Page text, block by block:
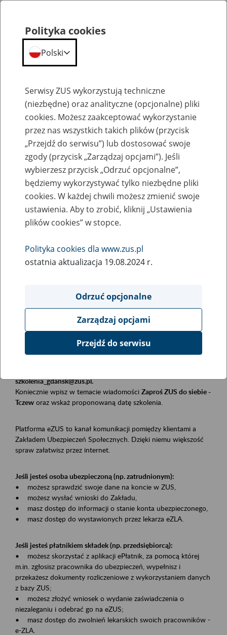
Szkolenia
Zaproś ZUS do siebie: eZUS, wizyty
rezerwowane, e-wizyty, Aktywni 50+
Rodzaj wydarzenia
Szkolenia
Obszar merytoryczny
Płatnicy, ubezpieczeni, świadczeniobiorcy
Opis wydarzenia
Szkolenie stacjonarne w siedzibie firmy, instytucji, urzędu.
szkolenia_gdansk@zus.pl.
Koniecznie wpisz w temacie wiadomości Zaproś ZUS do siebie -
Tczew oraz wskaż proponowaną datę szkolenia.
Platforma eZUS to kanał komunikacji pomiędzy klientami a
Zakładem Ubezpieczeń Społecznych. Dzięki niemu większość
spraw załatwisz przez internet.
Jeśli jesteś osoba ubezpieczoną (np. zatrudnionym):
• możesz sprawdzić swoje dane na koncie w ZUS,
• możesz wysłać wnioski do Zakładu,
• masz dostęp do informacji o stanie konta ubezpieczonego,
• masz dostęp do wystawionych przez lekarza eZLA.
Jeśli jesteś płatnikiem składek (np. przedsiębiorcą):
• możesz skorzystać z aplikacji ePłatnik, za pomocą której
m.in. zgłosisz pracownika do ubezpieczeń, wypełnisz i
przekażesz dokumenty rozliczeniowe z wykorzystaniem danych
z bazy ZUS;
• możesz złożyć wniosek o wydanie zaświadczenia o
niezaleganiu i odebrać go na eZUS;
• masz dostęp do zwolnień lekarskich swoich pracowników -
e-ZLA.
Polityka cookies
Polski
Serwisy ZUS wykorzystują techniczne
(niezbędne) oraz analityczne (opcjonalne) pliki
cookies. Możesz zaakceptować wykorzystanie
przez nas wszystkich takich plików (przycisk
„Przejdź do serwisu”) lub dostosować swoje
zgody (przycisk „Zarządzaj opcjami”). Jeśli
wybierzesz przycisk „Odrzuć opcjonalne”,
będziemy wykorzystywać tylko niezbędne pliki
cookies. W każdej chwili możesz zmienić swoje
ustawienia. Aby to zrobić, kliknij „Ustawienia
plików cookies” w stopce.
Polityka cookies dla www.zus.pl
ostatnia aktualizacja 19.08.2024 r.
Odrzuć opcjonalne
Zarządzaj opcjami
Przejdź do serwisu